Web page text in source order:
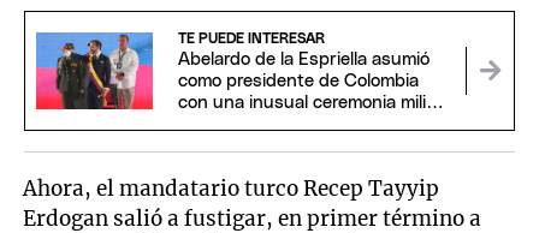
TE PUEDE INTERESAR
Abelardo de la Espriella asumió
como presidente de Colombia
con una inusual ceremonia militar
Ahora, el mandatario turco Recep Tayyip
Erdogan salió a fustigar, en primer término a